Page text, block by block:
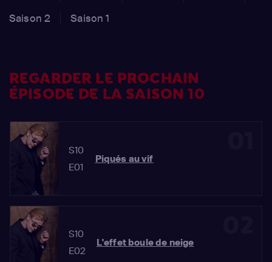
Saison 2
Saison 1
REGARDER LE PROCHAIN
ÉPISODE DE LA SAISON 10
S10
E01
Piqués au vif
S10
E02
L'effet boule de neige